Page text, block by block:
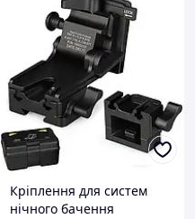
Кріплення для систем
нічного бачення